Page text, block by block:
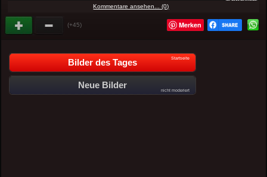
Kommentare ansehen... (0)
(+45) Merken
Bilder des Tages Startseite
Neue Bilder
nicht moderiert